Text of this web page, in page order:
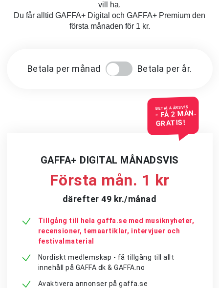
vill ha.
Du får alltid GAFFA+ Digital och GAFFA+ Premium den
första månaden för 1 kr.
Betala per månad Betala per år.
BETALA ÅRSVIS
- FÅ 2 MÅN.
GRATIS!
GAFFA+ DIGITAL MÅNADSVIS
Första mån. 1 kr
därefter 49 kr./månad
Tillgång till hela gaffa.se med musiknyheter,
recensioner, temaartiklar, intervjuer och
festivalmaterial
Nordiskt medlemskap - få tillgång till allt
innehåll på GAFFA.dk & GAFFA.no
Avaktivera annonser på gaffa.se